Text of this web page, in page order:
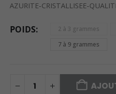
AZURITE-CRISTALLISEE-
POIDS 2 à 3 grammes
7 à 9 grammes